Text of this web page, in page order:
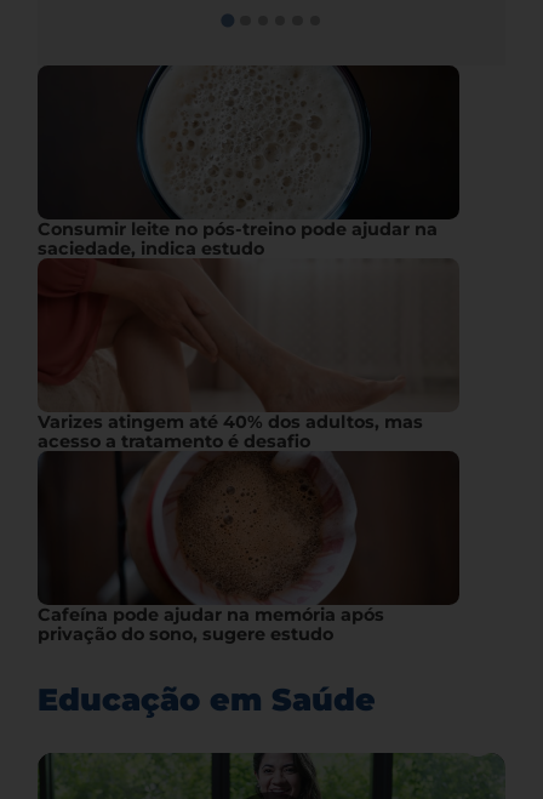
Consumir leite no pós-treino pode ajudar na
saciedade, indica estudo
Varizes atingem até 40% dos adultos, mas
acesso a tratamento é desafio
Cafeína pode ajudar na memória após
privação do sono, sugere estudo
Educação em Saúde